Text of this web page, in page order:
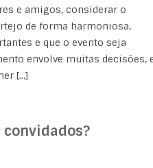
e amigos, considerar o
de forma harmoniosa,
e que o evento seja
envolve muitas decisões,
[…]